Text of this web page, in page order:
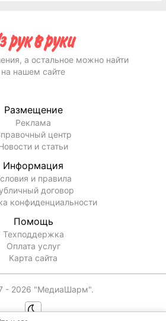
а остальное можно найти
на нашем сайте
Размещение
Реклама
центр
и статьи
Информация
и правила
договор
конфиденциальности
Помощь
Техподдержка
Оплата услуг
Карта сайта
- 2026 "МедиаШарм".